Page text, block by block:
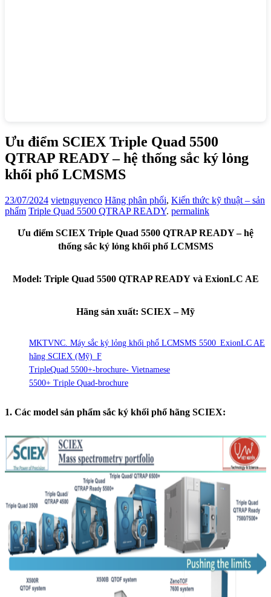
Ưu điểm SCIEX Triple Quad 5500
QTRAP READY – hệ thống sắc ký lỏng
khối phổ LCMSMS
23/07/2024 vietnguyenco Hãng phân phối, Kiến thức kỹ thuật – sản
phẩm Triple Quad 5500 QTRAP READY. permalink
Ưu điểm SCIEX Triple Quad 5500 QTRAP READY – hệ
thống sắc ký lỏng khối phổ LCMSMS
Model: Triple Quad 5500 QTRAP READYvà ExionLC AE
Hãng sản xuất: SCIEX – Mỹ
MKTVNC. Máy sắc ký lỏng khối phổ LCMSMS 5500_ExionLC AE
hãng SCIEX (Mỹ)_F
TripleQuad 5500+-brochure- Vietnamese
5500+ Triple Quad-brochure
1. Các model sản phẩm sắc ký khối phổ hãng SCIEX: